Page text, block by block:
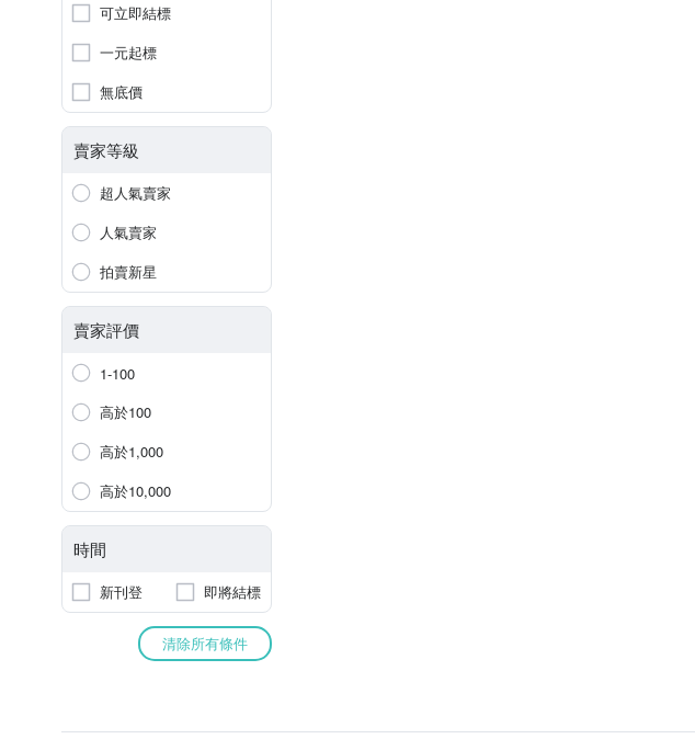
可立即結標
一元起標
無底價
賣家等級
超人氣賣家
人氣賣家
拍賣新星
賣家評價
1-100
高於100
高於1,000
高於10,000
時間
新刊登 即將結標
清除所有條件